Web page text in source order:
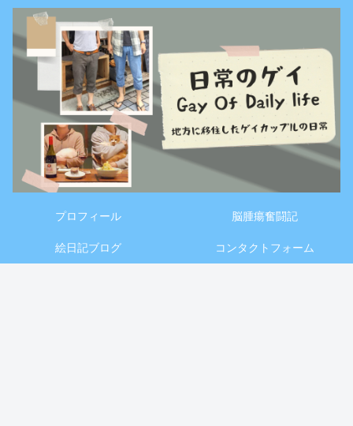
プロフィール 脳腫瘍奮闘記
絵日記ブログ コンタクトフォーム